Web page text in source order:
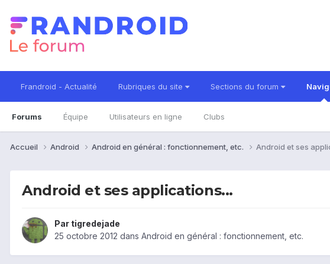
Frandroid - Actualité Rubriques du site Sections du forum
Forums Équipe Utilisateurs en ligne Clubs
Accueil Android Android en général : fonctionnement, etc. Android et ses
Android et ses applications...
Par tigredejade
25 octobre 2012 dans Android en général : fonctionnement, etc.